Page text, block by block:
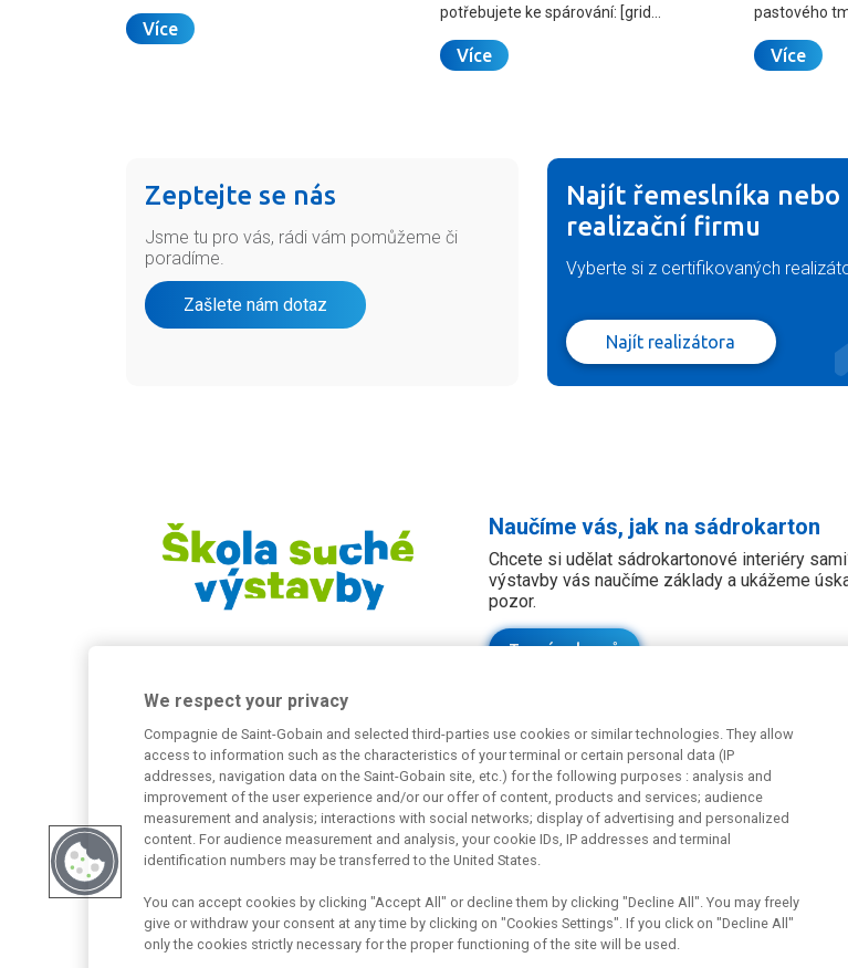
Více
potřebujete ke spárování: [grid…
Více
pastového
Více
Zeptejte se nás
Jsme tu pro vás, rádi vám pomůžeme či
poradíme.
Zašlete nám dotaz
Najít řemeslníka nebo
realizační firmu
Vyberte si z certifikovaných
Najít realizátora
Naučíme vás, jak na sádrokarton
Chcete si udělat sádrokartonové interiéry
výstavby vás naučíme základy a ukážeme
pozor.
Termíny kurzů
Potřebujete poradit?
Máte dotaz k našim produktům, či jejich využití v
konstrukcích? Neváhejte nás kontaktovat.
Centrum technické podpory
Odebírejte náš newsletter
We respect your privacy
Compagnie de Saint-Gobain and selected third-parties use cookies or similar technologies. They allow
access to information such as the characteristics of your terminal or certain personal data (IP
addresses, navigation data on the Saint-Gobain site, etc.) for the following purposes : analysis and
improvement of the user experience and/or our offer of content, products and services; audience
measurement and analysis; interactions with social networks; display of advertising and personalized
content. For audience measurement and analysis, your cookie IDs, IP addresses and terminal
identification numbers may be transferred to the United States.
You can accept cookies by clicking "Accept All" or decline them by clicking "Decline All". You may freely
give or withdraw your consent at any time by clicking on "Cookies Settings". If you click on "Decline All"
only the cookies strictly necessary for the proper functioning of the site will be used.